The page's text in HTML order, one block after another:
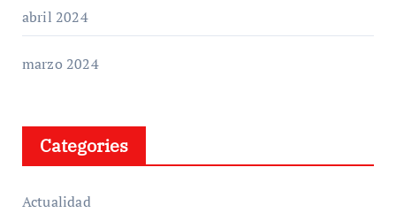
abril 2024
marzo 2024
Categories
Actualidad